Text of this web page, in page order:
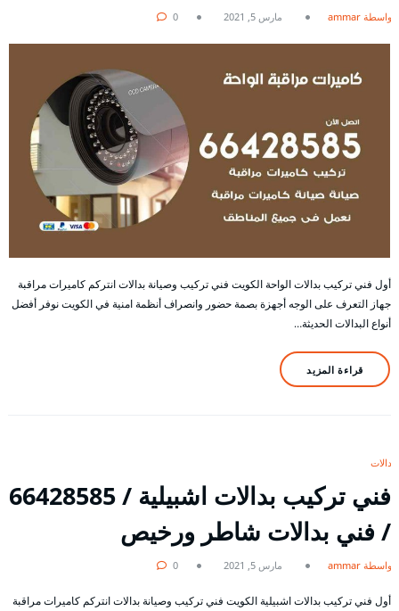
بواسطة ammar مارس 5, 2021 0
أول فني تركيب بدالات الواحة الكويت فني تركيب وصيانة بدالات انتركم كاميرات مراقبة
جهاز التعرف على الوجه أجهزة بصمة حضور وانصراف أنظمة امنية في الكويت نوفر أفضل
أنواع البدالات الحديثة…
قراءة المزيد
بدالات
فني تركيب بدالات اشبيلية / 66428585
/ فني بدالات شاطر ورخيص
بواسطة ammar مارس 5, 2021 0
أول فني تركيب بدالات اشبيلية الكويت فني تركيب وصيانة بدالات انتركم كاميرات مراقبة